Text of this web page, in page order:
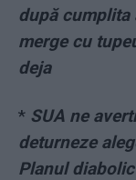
după cumplita
merge cu
deja
* SUA ne
deturneze
Planul